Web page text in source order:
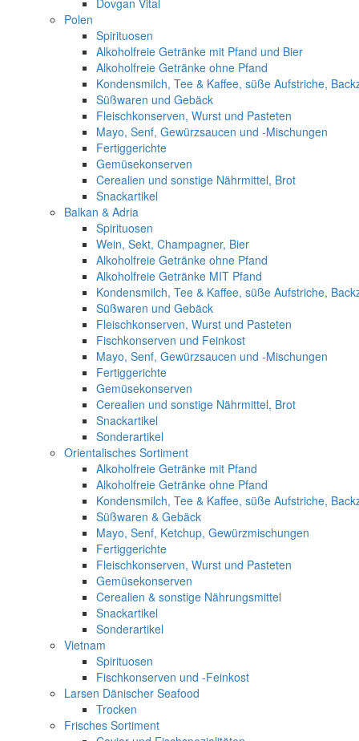
Dovgan Vital
Polen
Spirituosen
Alkoholfreie Getränke mit Pfand und Bier
Alkoholfreie Getränke ohne Pfand
Kondensmilch, Tee & Kaffee, süße Aufstriche,
Süßwaren und Gebäck
Fleischkonserven, Wurst und Pasteten
Mayo, Senf, Gewürzsaucen und -Mischungen
Fertiggerichte
Gemüsekonserven
Cerealien und sonstige Nährmittel, Brot
Snackartikel
Balkan & Adria
Spirituosen
Wein, Sekt, Champagner, Bier
Alkoholfreie Getränke ohne Pfand
Alkoholfreie Getränke MIT Pfand
Kondensmilch, Tee & Kaffee, süße Aufstriche,
Süßwaren und Gebäck
Fleischkonserven, Wurst und Pasteten
Fischkonserven und Feinkost
Mayo, Senf, Gewürzsaucen und -Mischungen
Fertiggerichte
Gemüsekonserven
Cerealien und sonstige Nährmittel, Brot
Snackartikel
Sonderartikel
Orientalisches Sortiment
Alkoholfreie Getränke mit Pfand
Alkoholfreie Getränke ohne Pfand
Kondensmilch, Tee & Kaffee, süße Aufstriche,
Süßwaren & Gebäck
Mayo, Senf, Ketchup, Gewürzmischungen
Fertiggerichte
Fleischkonserven, Wurst und Pasteten
Gemüsekonserven
Cerealien & sonstige Nährungsmittel
Snackartikel
Sonderartikel
Vietnam
Spirituosen
Fischkonserven und -Feinkost
Larsen Dänischer Seafood
Trocken
Frisches Sortiment